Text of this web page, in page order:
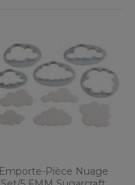
Emporte-Pièce Nuage